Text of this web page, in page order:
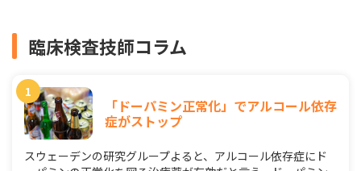
臨床検査技師コラム
「ドーパミン正常化」でアルコール依存
症がストップ
スウェーデンの研究グループよると、アルコール依存症にド